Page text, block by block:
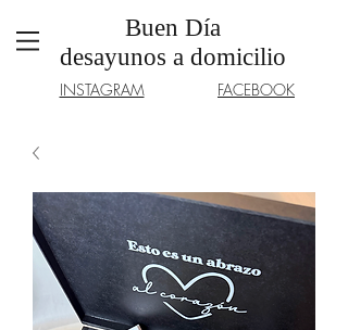
Buen Día
desayunos a domicilio
INSTAGRAM FACEBOOK